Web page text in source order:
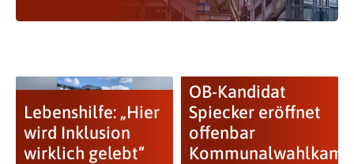
Lebenshilfe: „Hier
wird Inklusion
wirklich gelebt“
OB-Kandidat
Spiecker eröffnet
offenbar